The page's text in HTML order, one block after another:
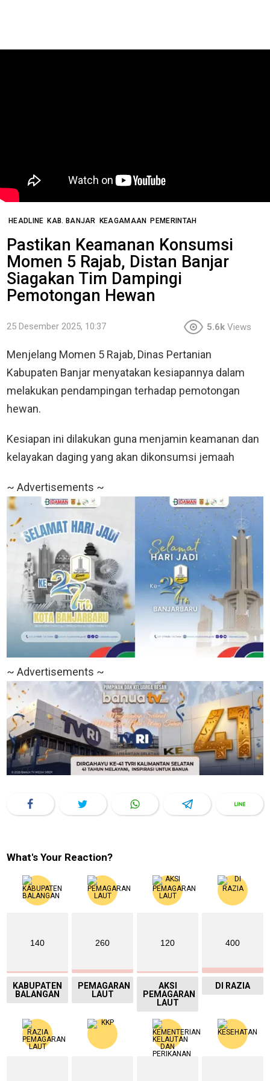
HEADLINE KAB. BANJAR KEAGAMAAN PEMERINTAH
Pastikan Keamanan Konsumsi
Momen 5 Rajab, Distan Banjar
Siagakan Tim Dampingi
Pemotongan Hewan
25 Desember 2025, 10:37 5.6k Views
Menjelang Momen 5 Rajab, Dinas Pertanian
Kabupaten Banjar menyatakan kesiapannya dalam
melakukan pendampingan terhadap pemotongan
hewan.
Kesiapan ini dilakukan guna menjamin keamanan dan
kelayakan daging yang akan dikonsumsi jemaah
~ Advertisements ~
~ Advertisements ~
What's Your Reaction?
140
KABUPATEN
BALANGAN
260
PEMAGARAN
LAUT
120
AKSI
PEMAGARAN
LAUT
400
DI RAZIA